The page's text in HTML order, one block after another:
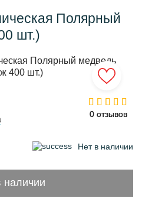
Полярный
шт.)
0 отзывов
0 отзывов
Нет в наличии
наличии